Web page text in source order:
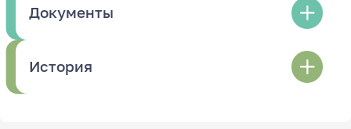
Документы
История